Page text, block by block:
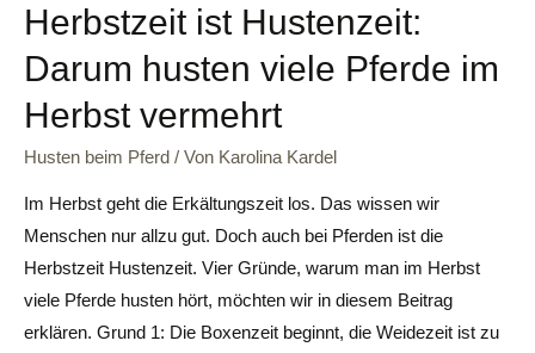
Herbstzeit ist Hustenzeit:
Darum husten viele Pferde im
Herbst vermehrt
Husten beim Pferd / Von Karolina Kardel
Im Herbst geht die Erkältungszeit los. Das wissen wir
Menschen nur allzu gut. Doch auch bei Pferden ist die
Herbstzeit Hustenzeit. Vier Gründe, warum man im Herbst
viele Pferde husten hört, möchten wir in diesem Beitrag
erklären. Grund 1: Die Boxenzeit beginnt, die Weidezeit ist zu